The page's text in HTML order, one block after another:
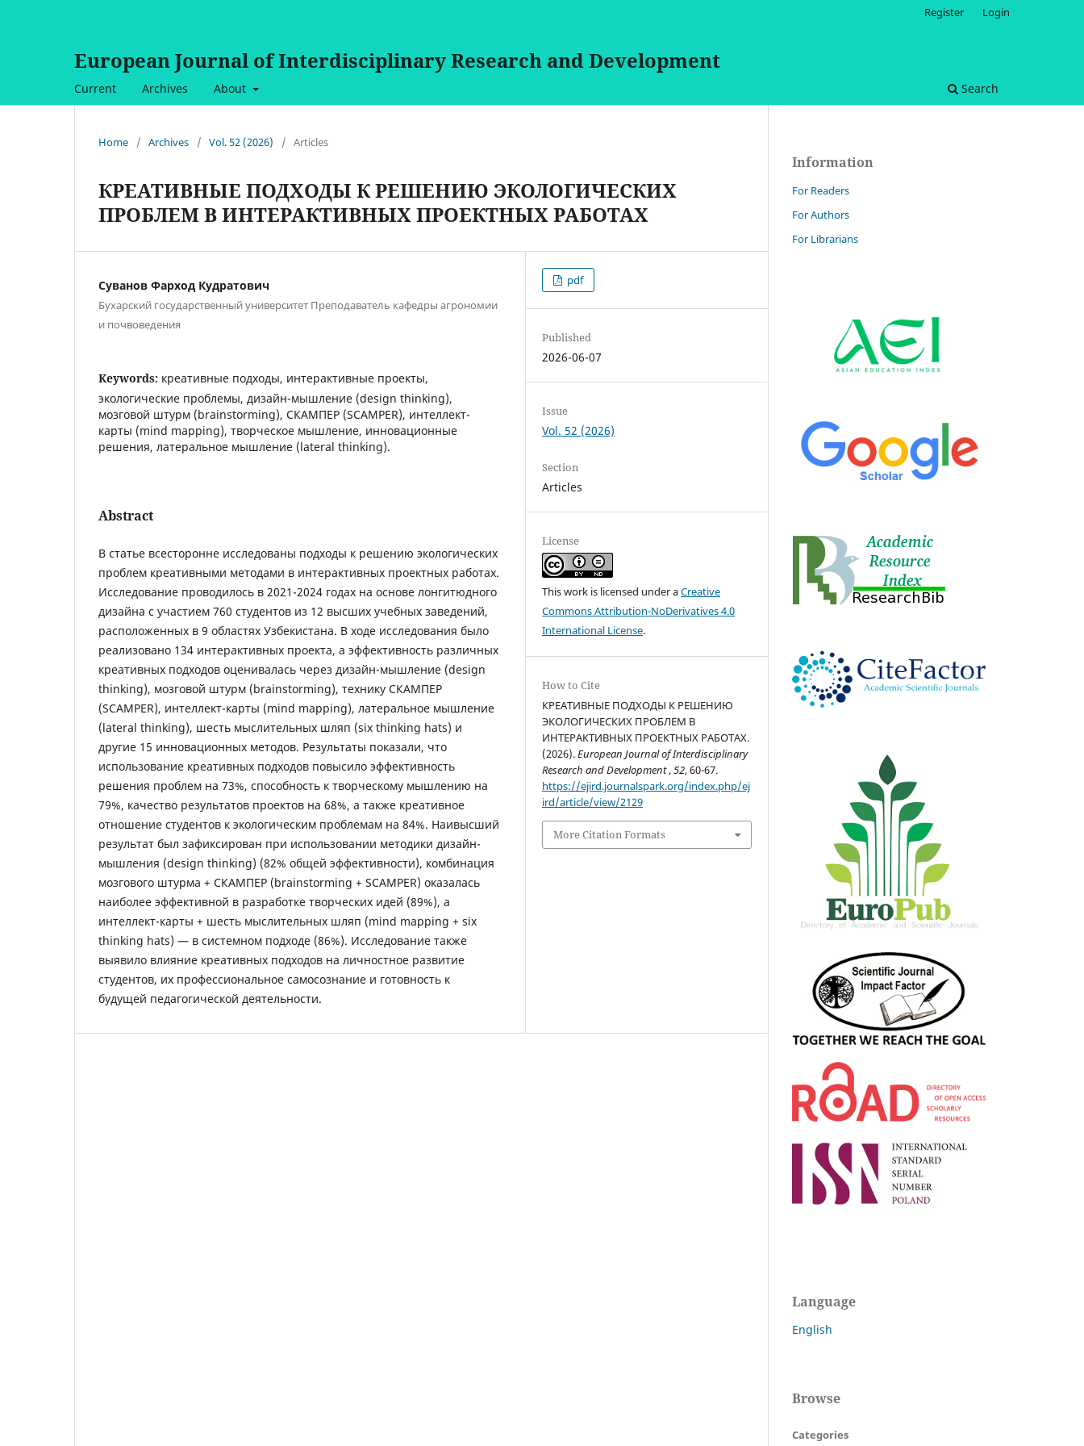
European Journal of Interdisciplinary Research and Development
Current Archives About Search
Register Login
Home / Archives / Vol. 52 (2026) / Articles
КРЕАТИВНЫЕ ПОДХОДЫ К РЕШЕНИЮ ЭКОЛОГИЧЕСКИХ
ПРОБЛЕМ В ИНТЕРАКТИВНЫХ ПРОЕКТНЫХ РАБОТАХ
Суванов Фарход Кудратович
Бухарский государственный университет Преподаватель кафедры агрономии
и почвоведения
Keywords: креативные подходы, интерактивные проекты,
экологические проблемы, дизайн-мышление (design thinking),
мозговой штурм (brainstorming), СКАМПЕР (SCAMPER), интеллект-
карты (mind mapping), творческое мышление, инновационные
решения, латеральное мышление (lateral thinking).
Abstract
В статье всесторонне исследованы подходы к решению экологических
проблем креативными методами в интерактивных проектных работах.
Исследование проводилось в 2021-2024 годах на основе лонгитюдного
дизайна с участием 760 студентов из 12 высших учебных заведений,
расположенных в 9 областях Узбекистана. В ходе исследования было
реализовано 134 интерактивных проекта, а эффективность различных
креативных подходов оценивалась через дизайн-мышление (design
thinking), мозговой штурм (brainstorming), технику СКАМПЕР
(SCAMPER), интеллект-карты (mind mapping), латеральное мышление
(lateral thinking), шесть мыслительных шляп (six thinking hats) и
другие 15 инновационных методов. Результаты показали, что
использование креативных подходов повысило эффективность
решения проблем на 73%, способность к творческому мышлению на
79%, качество результатов проектов на 68%, а также креативное
отношение студентов к экологическим проблемам на 84%. Наивысший
результат был зафиксирован при использовании методики дизайн-
мышления (design thinking) (82% общей эффективности), комбинация
мозгового штурма + СКАМПЕР (brainstorming + SCAMPER) оказалась
наиболее эффективной в разработке творческих идей (89%), а
интеллект-карты + шесть мыслительных шляп (mind mapping + six
thinking hats) — в системном подходе (86%). Исследование также
выявило влияние креативных подходов на личностное развитие
студентов, их профессиональное самосознание и готовность к
будущей педагогической деятельности.
pdf
Published
2026-06-07
Issue
Vol. 52 (2026)
Section
Articles
License
This work is licensed under aCreative
Commons Attribution-NoDerivatives 4.0
International License.
How to Cite
КРЕАТИВНЫЕ ПОДХОДЫ К РЕШЕНИЮ
ЭКОЛОГИЧЕСКИХ ПРОБЛЕМ В
ИНТЕРАКТИВНЫХ ПРОЕКТНЫХ РАБОТАХ.
(2026).European Journal of Interdisciplinary
Research and Development,52, 60-67.
https://ejird.journalspark.org/index.php/ej
ird/article/view/2129
More Citation Formats
Information
For Readers
For Authors
For Librarians
Language
English
Browse
Categories